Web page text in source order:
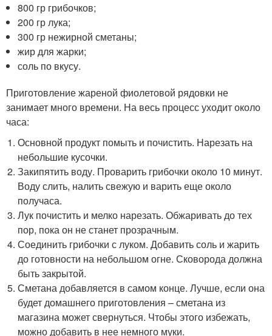
800 гр грибочков;
200 гр лука;
300 гр нежирной сметаны;
жир для жарки;
соль по вкусу.
Приготовление жареной фиолетовой рядовки не
занимает много времени. На весь процесс уходит около
часа:
Основной продукт помыть и почистить. Нарезать на
небольшие кусочки.
Закипятить воду. Проварить грибочки около 10 минут.
Воду слить, налить свежую и варить еще около
получаса.
Лук почистить и мелко нарезать. Обжаривать до тех
пор, пока он не станет прозрачным.
Соединить грибочки с луком. Добавить соль и жарить
до готовности на небольшом огне. Сковорода должна
быть закрытой.
Сметана добавляется в самом конце. Лучше, если она
будет домашнего приготовления – сметана из
магазина может свернуться. Чтобы этого избежать,
можно добавить в нее немного муки.